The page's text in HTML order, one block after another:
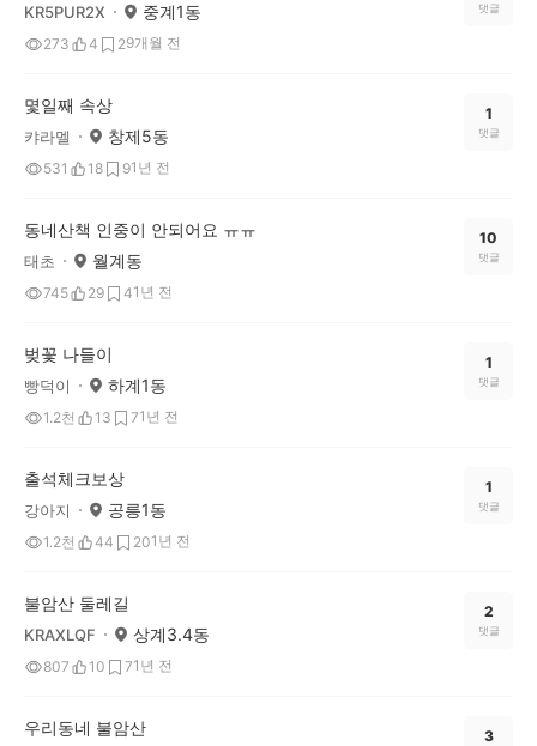
KR5PUR2X 중계1동
273 4 29개월 전
댓글
몇일째 속상
캬라멜 창제5동
531 18 91년 전
1
댓글
동네산책 인중이 안되어요 ㅠㅠ
태초 월계동
745 29 41년 전
10
댓글
벚꽃 나들이
빵덕이 하계1동
1.2천 13 71년 전
1
댓글
출석체크보상
강아지 공릉1동
1.2천 44 201년 전
1
댓글
불암산 둘레길
KRAXLQF 상계3.4동
807 10 71년 전
2
댓글
우리동네 불암산 3